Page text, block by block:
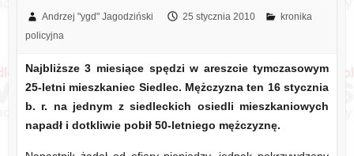
Andrzej "ygd" Jagodziński 25 stycznia 2010
kronika
policyjna
Najbliższe 3 miesiące spędzi w areszcie tymczasowym
25-letni mieszkaniec Siedlec. Mężczyzna ten 16 stycznia
b. r. na jednym z siedleckich osiedli mieszkaniowych
napadł i dotkliwie pobił 50-letniego mężczyznę.